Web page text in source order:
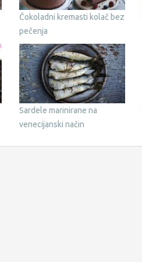
Čokoladni kremasti kolač bez
pečenja
Sardele marinirane na
venecijanski način